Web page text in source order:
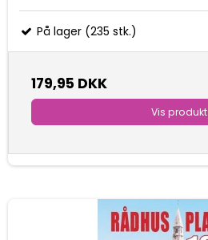
På lager (235 stk.)
179,95 DKK
Vis produkt